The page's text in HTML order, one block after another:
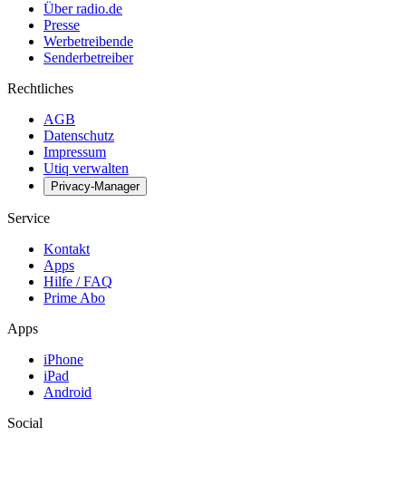
Über radio.de
Presse
Werbetreibende
Senderbetreiber
Rechtliches
AGB
Datenschutz
Impressum
Utiq verwalten
Privacy-Manager
Service
Kontakt
Apps
Hilfe / FAQ
Prime Abo
Apps
iPhone
iPad
Android
Social